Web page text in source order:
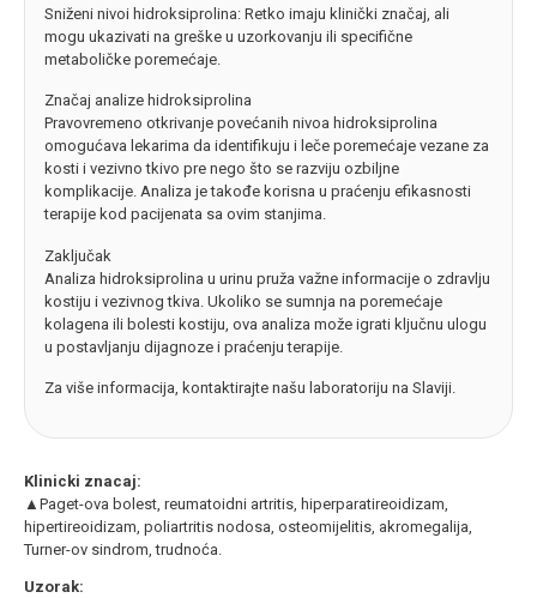
Sniženi nivoi hidroksiprolina: Retko imaju klinički značaj, ali
mogu ukazivati na greške u uzorkovanju ili specifične
metaboličke poremećaje.
Značaj analize hidroksiprolina
Pravovremeno otkrivanje povećanih nivoa hidroksiprolina
omogućava lekarima da identifikuju i leče poremećaje vezane za
kosti i vezivno tkivo pre nego što se razviju ozbiljne
komplikacije. Analiza je takođe korisna u praćenju efikasnosti
terapije kod pacijenata sa ovim stanjima.
Zaključak
Analiza hidroksiprolina u urinu pruža važne informacije o zdravlju
kostiju i vezivnog tkiva. Ukoliko se sumnja na poremećaje
kolagena ili bolesti kostiju, ova analiza može igrati ključnu ulogu
u postavljanju dijagnoze i praćenju terapije.
Za više informacija, kontaktirajte našu laboratoriju na Slaviji.
Klinicki znacaj:
▲Paget-ova bolest, reumatoidni artritis, hiperparatireoidizam,
hipertireoidizam, poliartritis nodosa, osteomijelitis, akromegalija,
Turner-ov sindrom, trudnoća.
Uzorak: